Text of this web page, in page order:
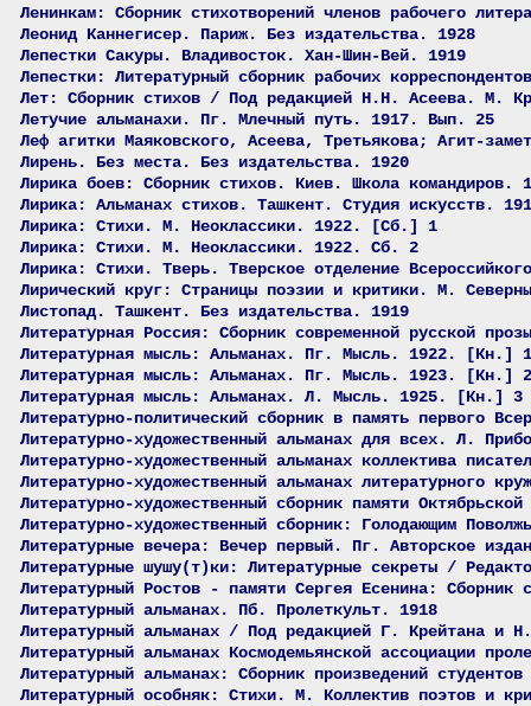
Ленинкам: Сборник стихотворений членов рабочего
Леонид Каннегисер. Париж. Без издательства. 1928
Лепестки Сакуры. Владивосток. Хан-Шин-Вей. 1919
Лепестки: Литературный сборник рабочих
Лет: Сборник стихов / Под редакцией Н.Н. Асеева. М.
Летучие альманахи. Пг. Млечный путь. 1917. Вып. 25
Леф агитки Маяковского, Асеева, Третьякова; Агит-
Лирень. Без места. Без издательства. 1920
Лирика боев: Сборник стихов. Киев. Школа командиров.
Лирика: Альманах стихов. Ташкент. Студия искусств.
Лирика: Стихи. М. Неоклассики. 1922. [Сб.] 1
Лирика: Стихи. М. Неоклассики. 1922. Сб. 2
Лирика: Стихи. Тверь. Тверское отделение
Лирический круг: Страницы поэзии и критики. М.
Листопад. Ташкент. Без издательства. 1919
Литературная Россия: Сборник современной русской
Литературная мысль: Альманах. Пг. Мысль. 1922. [Кн.] 1
Литературная мысль: Альманах. Пг. Мысль. 1923. [Кн.] 2
Литературная мысль: Альманах. Л. Мысль. 1925. [Кн.] 3
Литературно-политический сборник в память первого
Литературно-художественный альманах для всех. Л.
Литературно-художественный альманах коллектива
Литературно-художественный альманах литературного
Литературно-художественный сборник памяти
Литературно-художественный сборник: Голодающим
Литературные вечера: Вечер первый. Пг. Авторское
Литературные шушу(т)ки: Литературные секреты /
Литературный Ростов - памяти Сергея Есенина:
Литературный альманах. Пб. Пролеткульт. 1918
Литературный альманах / Под редакцией Г. Крейтана и
Литературный альманах Космодемьянской ассоциации
Литературный альманах: Сборник произведений
Литературный особняк: Стихи. М. Коллектив поэтов и